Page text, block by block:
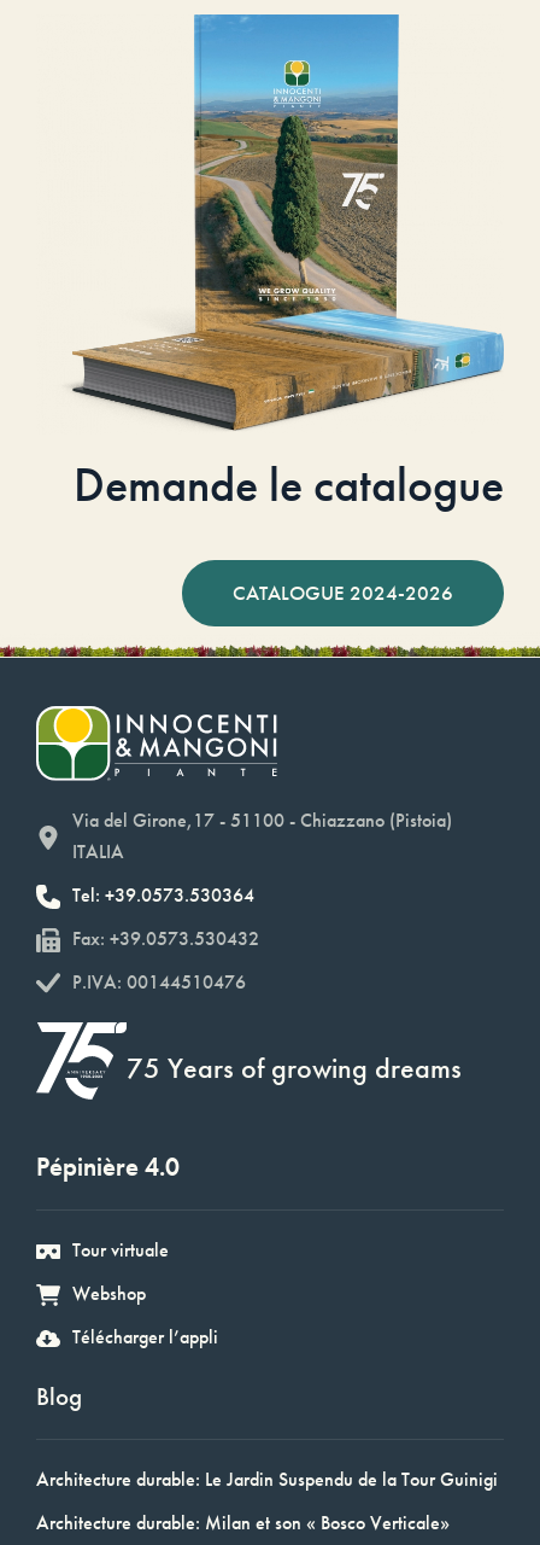
Demande le catalogue
CATALOGUE 2024-2026
Via del Girone,17 - 51100 - Chiazzano (Pistoia)
ITALIA
Tel: +39.0573.530364
Fax: +39.0573.530432
P.IVA: 00144510476
75 Years of growing dreams
Pépinière 4.0
Tour virtuale
Webshop
Télécharger l’appli
Blog
Architecture durable: Le Jardin Suspendu de la Tour Guinigi
Architecture durable: Milan et son « Bosco Verticale»